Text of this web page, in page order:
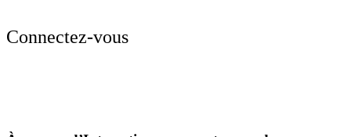
Connectez-vous